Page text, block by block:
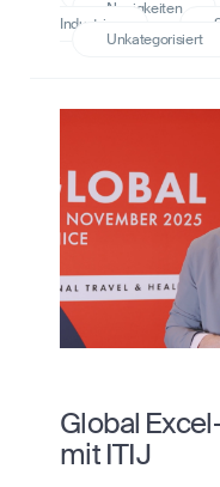
Global
mit ITIJ